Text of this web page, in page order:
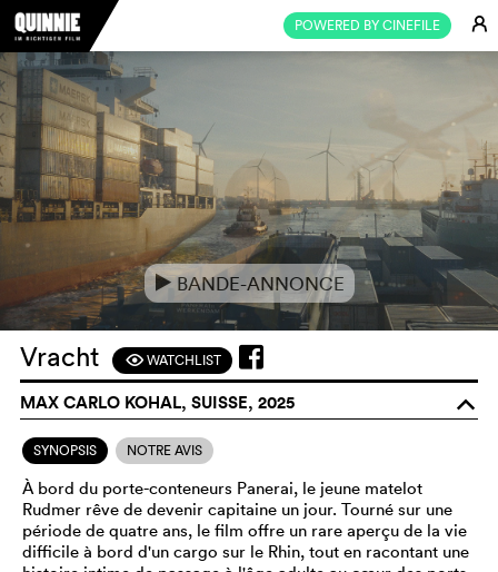
POWERED BY CINEFILE E
eBANDE-ANNONCE
Vracht FWATCHLIST
MAX CARLO KOHAL, SUISSE, 2025 o
SYNOPSIS NOTRE AVIS
À bord du porte-conteneurs Panerai, le jeune matelot
Rudmer rêve de devenir capitaine un jour. Tourné sur une
période de quatre ans, le film offre un rare aperçu de la vie
difficile à bord d'un cargo sur le Rhin, tout en racontant une